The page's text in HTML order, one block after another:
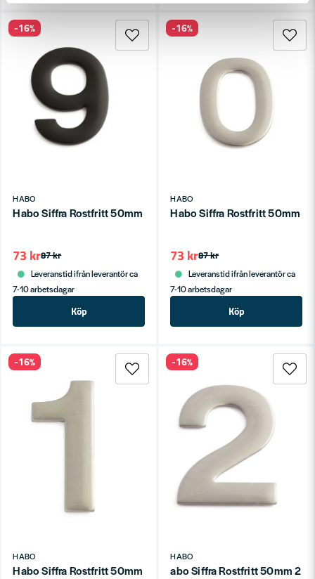
HABO
Habo Siffra Rostfritt 50mm Svart 9 SB
87 kr
73 kr
Leveranstid ifrån leverantör ca
7-10 arbetsdagar
Köp
-16%
HABO
Habo Siffra Rostfritt 50mm 0
87 kr
73 kr
Leveranstid ifrån leverantör ca
7-10 arbetsdagar
Köp
-16%
HABO
Habo Siffra Rostfritt 50mm 1 SB
-16%
HABO
abo Siffra Rostfritt 50mm 2
-16%